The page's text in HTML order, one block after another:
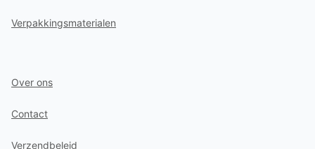
Verpakkingsmaterialen
Over ons
Contact
Verzendbeleid